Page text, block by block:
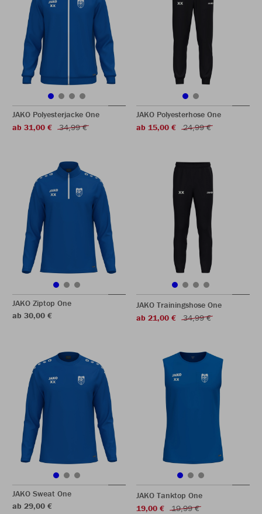
JAKO Polyesterjacke One
ab 31,00 €
34,99 €
JAKO Polyesterhose One
ab 15,00 €
24,99 €
JAKO Ziptop One
ab 30,00 €
JAKO Trainingshose One
ab 21,00 €
34,99 €
JAKO Sweat One
ab 29,00 €
JAKO Tanktop One
19,00 €
19,99 €